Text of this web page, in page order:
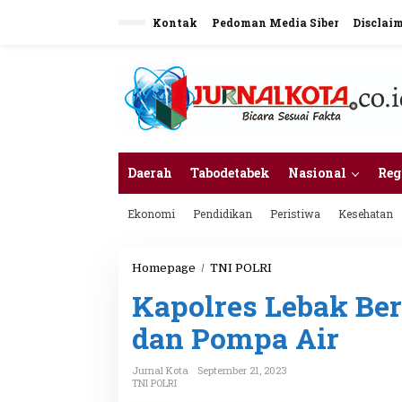
Kontak Pedoman Media Siber
Daerah Tabodetabek Nasional
Ekonomi Pendidikan Peristiwa Kesehatan
Homepage / TNI POLRI
p
o
l
r
e
Kapolres Lebak
dan Pompa Air
Jurnal Kota
September 21, 2023
TNI POLRI